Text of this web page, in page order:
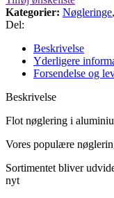
Kategorier: Nøgleringe,
Del:
Beskrivelse
Yderligere
Forsendelse og
Beskrivelse
Flot nøglering i
Vores populære
Sortimentet bliver
nyt